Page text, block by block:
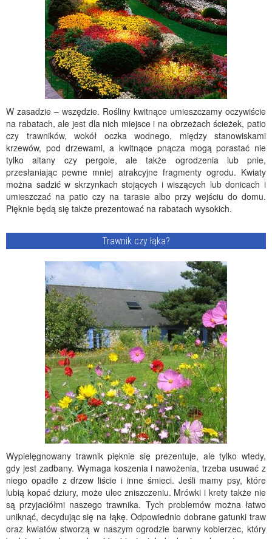
W zasadzie – wszędzie. Rośliny kwitnące umieszczamy oczywiście
na rabatach, ale jest dla nich miejsce i na obrzeżach ścieżek, patio
czy trawników, wokół oczka wodnego, między stanowiskami
krzewów, pod drzewami, a kwitnące pnącza mogą porastać nie
tylko altany czy pergole, ale także ogrodzenia lub pnie,
przesłaniając pewne mniej atrakcyjne fragmenty ogrodu. Kwiaty
można sadzić w skrzynkach stojących i wiszących lub donicach i
umieszczać na patio czy na tarasie albo przy wejściu do domu.
Pięknie będą się także prezentować na rabatach wysokich.
Trawnik czy łąka?
Wypielęgnowany trawnik pięknie się prezentuje, ale tylko wtedy,
gdy jest zadbany. Wymaga koszenia i nawożenia, trzeba usuwać z
niego opadłe z drzew liście i inne śmieci. Jeśli mamy psy, które
lubią kopać dziury, może ulec zniszczeniu. Mrówki i krety także nie
są przyjaciółmi naszego trawnika. Tych problemów można łatwo
uniknąć, decydując się na łąkę. Odpowiednio dobrane gatunki traw
oraz kwiatów stworzą w naszym ogrodzie barwny kobierzec, który